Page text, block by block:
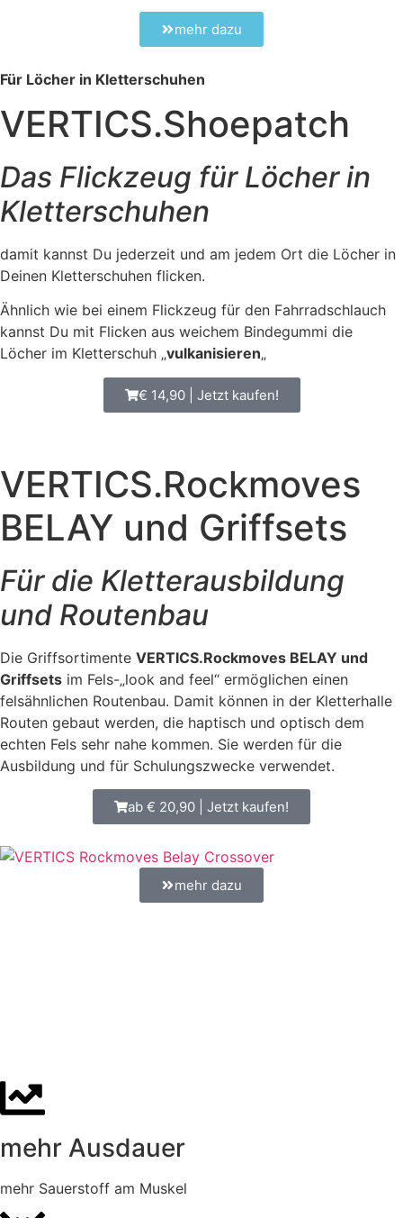
mehr dazu
Für Löcher in Kletterschuhen
VERTICS.Shoepatch
Das Flickzeug für Löcher in
Kletterschuhen
damit kannst Du jederzeit und am jedem Ort die Löcher in
Deinen Kletterschuhen flicken.
Ähnlich wie bei einem Flickzeug für den Fahrradschlauch
kannst Du mit Flicken aus weichem Bindegummi die
Löcher im Kletterschuh „vulkanisieren„
€ 14,90 | Jetzt kaufen!
VERTICS.Rockmoves
BELAY und Griffsets
Für die Kletterausbildung
und Routenbau
Die Griffsortimente VERTICS.Rockmoves BELAY und
Griffsets im Fels-„look and feel“ ermöglichen einen
felsähnlichen Routenbau. Damit können in der Kletterhalle
Routen gebaut werden, die haptisch und optisch dem
echten Fels sehr nahe kommen. Sie werden für die
Ausbildung und für Schulungszwecke verwendet.
ab € 20,90 | Jetzt kaufen!
mehr dazu
mehr Ausdauer
mehr Sauerstoff am Muskel